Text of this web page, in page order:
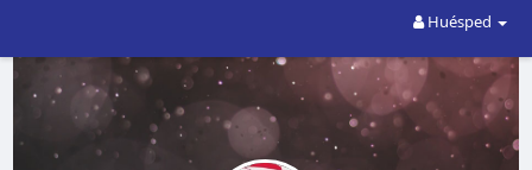
Huésped